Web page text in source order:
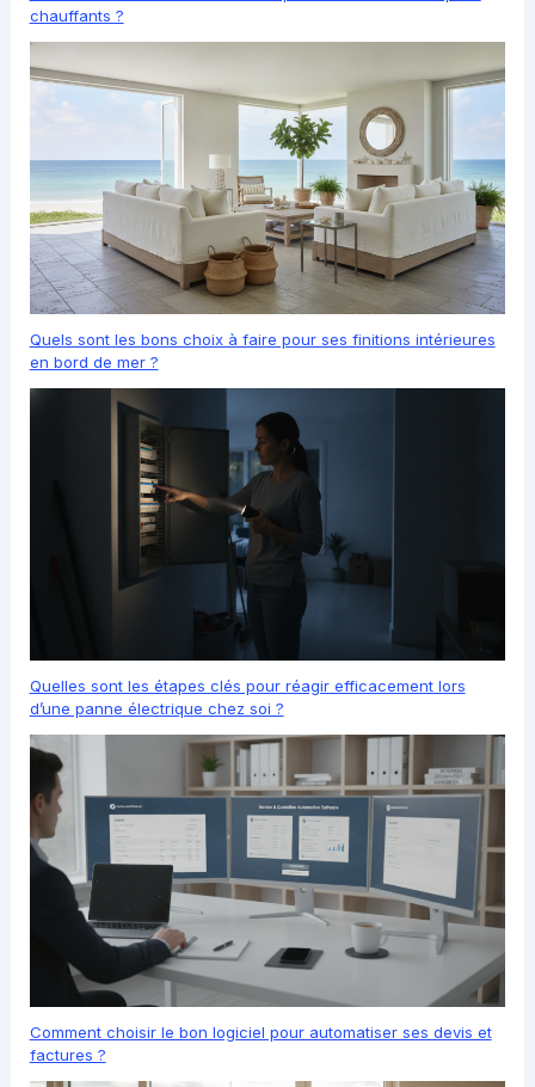
chauffants ?
Quels sont les bons choix à faire pour ses finitions intérieures
en bord de mer ?
Quelles sont les étapes clés pour réagir efficacement lors
d’une panne électrique chez soi ?
Comment choisir le bon logiciel pour automatiser ses devis et
factures ?